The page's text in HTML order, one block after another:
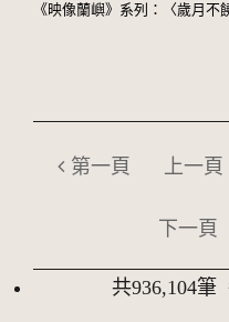
《映像蘭嶼》系列：〈歲月不
第一頁 上一頁
下一頁
共936,104筆